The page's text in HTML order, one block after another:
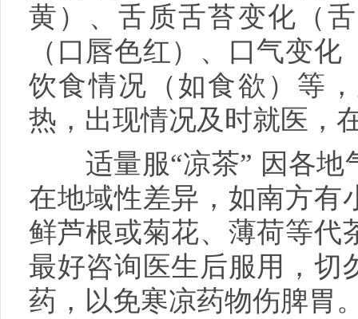
黄）、舌质舌苔变化（
（口唇色红）、口气变
饮食情况（如食欲）等
热，出现情况及时就医，
适量服“凉茶” 因各地
在地域性差异，如南方有
鲜芦根或菊花、薄荷等代
最好咨询医生后服用，切
药，以免寒凉药物伤脾胃